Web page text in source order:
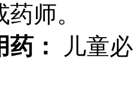
师。
：
儿童